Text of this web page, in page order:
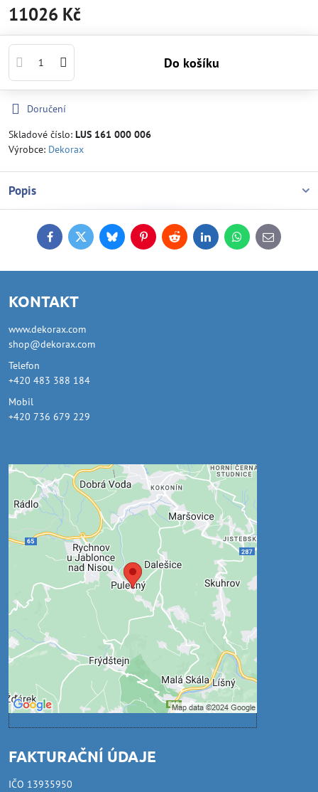
11026 Kč
Do košíku
Doručení
Skladové číslo: LUS 161 000 006
Výrobce: Dekorax
Popis
FacebookTwitterBlueskyPinterestReddit LinkedInWhatsApp
E-
mail
KONTAKT
www.dekorax.com
shop@dekorax.com
Telefon
+420 483 388 184
Mobil
+420 736 679 229
Externí obsah je blokován
Volbami soukromí
Přejete si načíst externí obsah?
Povolit jednou
Povolit a zapamatovat - souhlas s druhem
cookie: Funkční
Otevřít obsah v novém okně
FAKTURAČNÍ ÚDAJE
IČO 13935950